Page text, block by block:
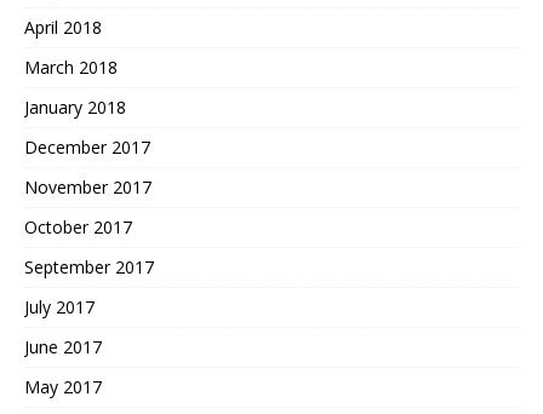
April 2018
March 2018
January 2018
December 2017
November 2017
October 2017
September 2017
July 2017
June 2017
May 2017